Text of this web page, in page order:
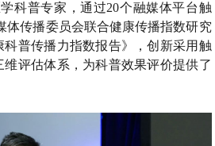
科普专家，通过20个融媒体平台触
体传播委员会联合健康传播指数研究
科普传播力指数报告》，创新采用触
评估体系，为科普效果评价提供了